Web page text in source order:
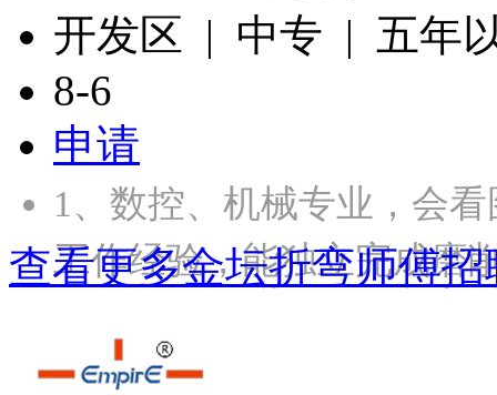
开发区 | 中专 | 五年
8-6
申请
1、数控、机械专业，会
工作经验，能独立完成
查看更多金坛折弯师傅招